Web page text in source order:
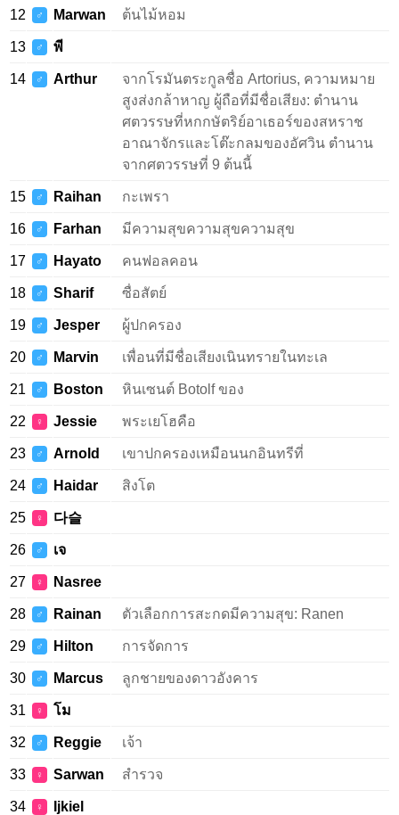
12 ♂ Marwan ต้นไม้หอม
13 ♂ พี
14 ♂ Arthur
จากโรมันตระกูลชื่อ Artorius, ความหมาย
สูงส่งกล้าหาญ ผู้ถือที่มีชื่อเสียง: ตำนาน
ศตวรรษที่หกกษัตริย์อาเธอร์ของสหราช
อาณาจักรและโต๊ะกลมของอัศวิน ตำนาน
จากศตวรรษที่ 9 ต้นนี้
15 ♂ Raihan กะเพรา
16 ♂ Farhan มีความสุขความสุขความสุข
17 ♂ Hayato คนฟอลคอน
18 ♂ Sharif ซื่อสัตย์
19 ♂ Jesper ผู้ปกครอง
20 ♂ Marvin เพื่อนที่มีชื่อเสียงเนินทรายในทะเล
21 ♂ Boston หินเซนต์ Botolf ของ
22 ♀ Jessie พระเยโฮคือ
23 ♂ Arnold เขาปกครองเหมือนนกอินทรีที่
24 ♂ Haidar สิงโต
25 ♀ 다슬
26 ♂ เจ
27 ♀ Nasree
28 ♂ Rainan ตัวเลือกการสะกดมีความสุข: Ranen
29 ♂ Hilton การจัดการ
30 ♂ Marcus ลูกชายของดาวอังคาร
31 ♀ โม
32 ♂ Reggie เจ้า
33 ♀ Sarwan สำรวจ
34 ♀ Ijkiel